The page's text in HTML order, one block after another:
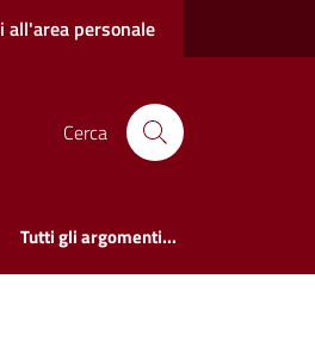
all'area personale
Cerca
Tutti gli argomenti...